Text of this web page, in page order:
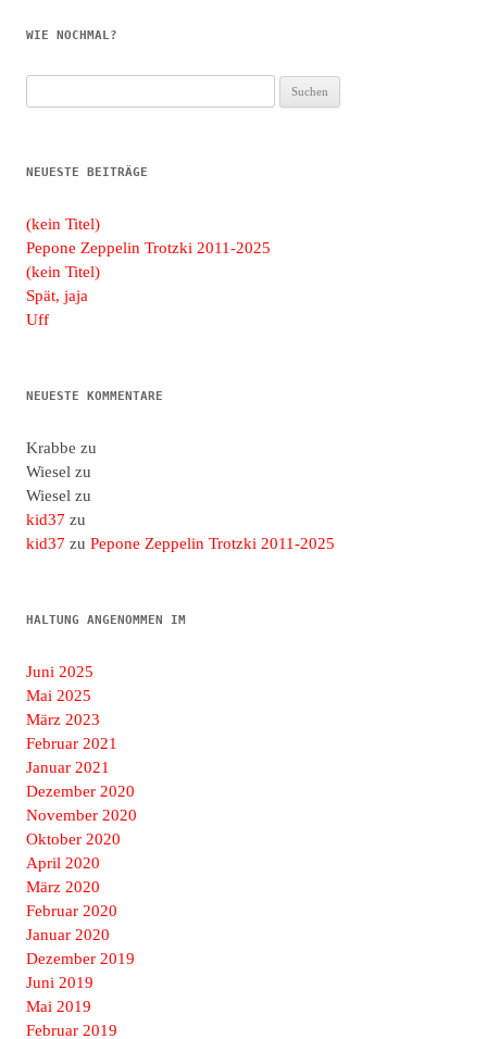
WIE NOCHMAL?
nach:
NEUESTE BEITRÄGE
(kein Titel)
Pepone Zeppelin Trotzki 2011-2025
(kein Titel)
Spät, jaja
Uff
NEUESTE KOMMENTARE
Krabbe zu
Wiesel zu
Wiesel zu
kid37 zu
kid37 zu Pepone Zeppelin Trotzki 2011-2025
HALTUNG ANGENOMMEN IM
Juni 2025
Mai 2025
März 2023
Februar 2021
Januar 2021
Dezember 2020
November 2020
Oktober 2020
April 2020
März 2020
Februar 2020
Januar 2020
Dezember 2019
Juni 2019
Mai 2019
Februar 2019